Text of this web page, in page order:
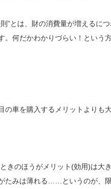
”とは、財の消費量が増えるに
。何だかわかりづらい！という
の車を購入するメリットよりも大
きのほうがメリット(効用)は大
たみは薄れる……というのが、限